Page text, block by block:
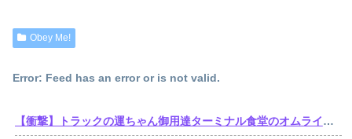
Obey Me!
Error: Feed has an error or is not valid.
【衝撃】トラックの運ちゃん御用達ターミナル食堂のオムライスが強すぎるｗｗｗｗｗ(※画像あり)